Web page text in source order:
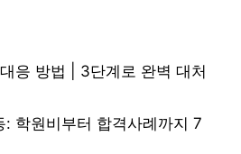
응 방법 | 3단계로 완벽 대처
: 학원비부터 합격사례까지 7